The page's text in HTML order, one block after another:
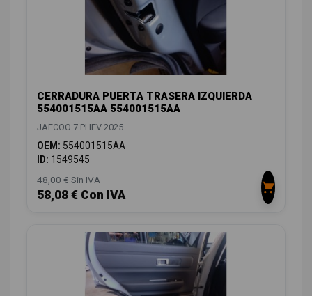
CERRADURA PUERTA TRASERA IZQUIERDA
554001515AA 554001515AA
JAECOO 7 PHEV 2025
OEM: 554001515AA
ID: 1549545
48,00 € Sin IVA
58,08 € Con IVA